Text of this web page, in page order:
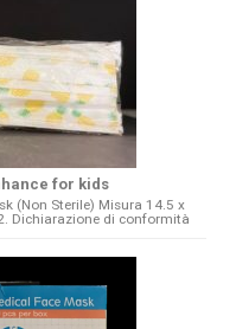
for kids
(Non Sterile) Misura 14.5 x
Dichiarazione di conformità